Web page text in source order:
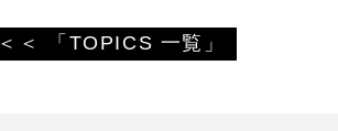
＜＜ 「TOPICS 一覧」